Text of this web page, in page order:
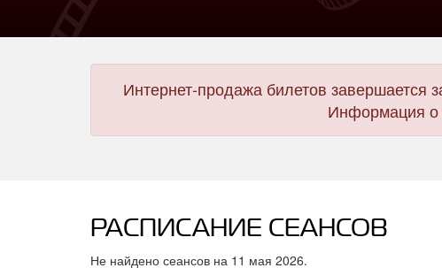
Интернет-продажа билетов завершается
Информация о
РАСПИСАНИЕ СЕАНСОВ
Не найдено сеансов на 11 мая 2026.